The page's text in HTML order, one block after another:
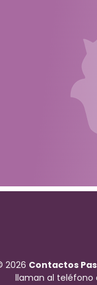
2026 Contactos
llaman al teléfono